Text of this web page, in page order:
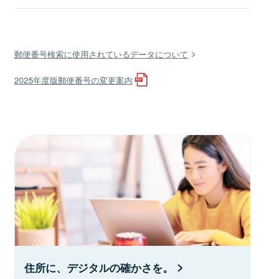
郵便番号検索に使用されているデータについて
2025年度版郵便番号の変更案内
住所に、デジタルの確かさを。